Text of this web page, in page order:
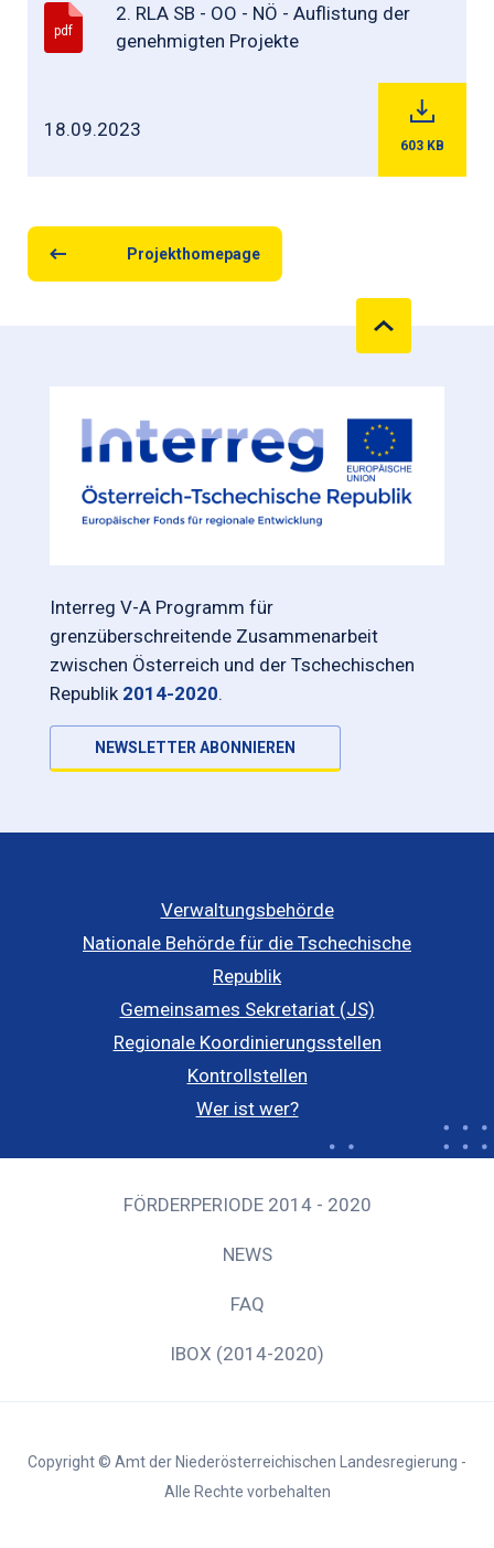
pdf
2. RLA SB - OO - NÖ - Auflistung der
genehmigten Projekte
18.09.2023
603 KB
Projekthomepage
Interreg V-A Programm für
grenzüberschreitende Zusammenarbeit
zwischen Österreich und der Tschechischen
Republik 2014-2020.
NEWSLETTER ABONNIEREN
Verwaltungsbehörde
Nationale Behörde für die Tschechische
Republik
Gemeinsames Sekretariat (JS)
Regionale Koordinierungsstellen
Kontrollstellen
Wer ist wer?
FÖRDERPERIODE 2014 - 2020
NEWS
FAQ
IBOX (2014-2020)
Copyright © Amt der Niederösterreichischen Landesregierung -
Alle Rechte vorbehalten